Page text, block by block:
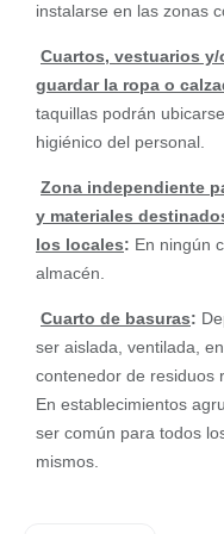
instalarse en las zonas
Cuartos, vestuarios
guardar la ropa o
taquillas podrán
higiénico del personal.
Zona independiente
y materiales
los locales: En ningún
almacén.
Cuarto de basuras:
ser aislada, ventilada,
contenedor de residuos
En establecimientos
ser común para todos
mismos.